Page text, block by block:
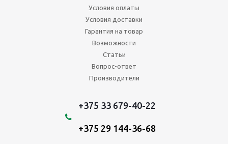
Условия оплаты
Условия доставки
Гарантия на товар
Возможности
Статьи
Вопрос-ответ
Производители
+375 33 679-40-22
+375 29 144-36-68